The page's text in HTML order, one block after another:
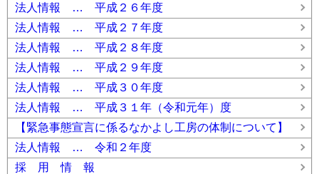
法人情報 … 平成２６年度
法人情報 … 平成２７年度
法人情報 … 平成２８年度
法人情報 … 平成２９年度
法人情報 … 平成３０年度
法人情報 … 平成３１年（令和元年）度
【緊急事態宣言に係るなかよし工房の体制について】
法人情報 … 令和２年度
採 用 情 報